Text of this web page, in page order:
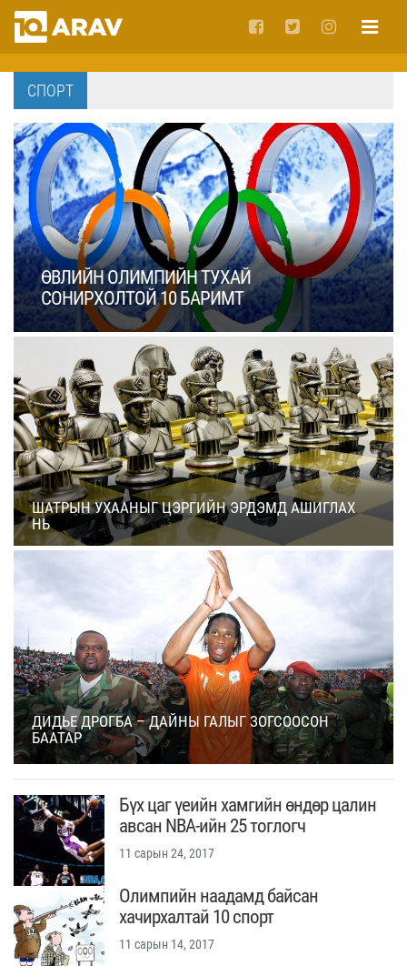
СПОРТ
ӨВЛИЙН ОЛИМПИЙН ТУХАЙ
СОНИРХОЛТОЙ 10 БАРИМТ
ШАТРЫН УХААНЫГ ЦЭРГИЙН ЭРДЭМД АШИГЛАХ
НЬ
ДИДЬЕ ДРОГБА – ДАЙНЫ ГАЛЫГ ЗОГСООСОН
БААТАР
Бүх цаг үеийн хамгийн өндөр цалин
авсан NBA-ийн 25 тоглогч
11 сарын 24, 2017
Олимпийн наадамд байсан
хачирхалтай 10 спорт
11 сарын 14, 2017